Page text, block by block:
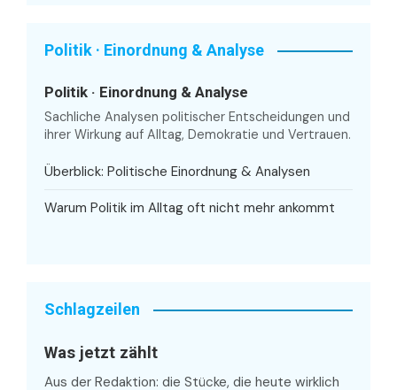
Politik · Einordnung & Analyse
Politik · Einordnung & Analyse
Sachliche Analysen politischer Entscheidungen und
ihrer Wirkung auf Alltag, Demokratie und Vertrauen.
Überblick: Politische Einordnung & Analysen
Warum Politik im Alltag oft nicht mehr ankommt
Schlagzeilen
Was jetzt zählt
Aus der Redaktion: die Stücke, die heute wirklich